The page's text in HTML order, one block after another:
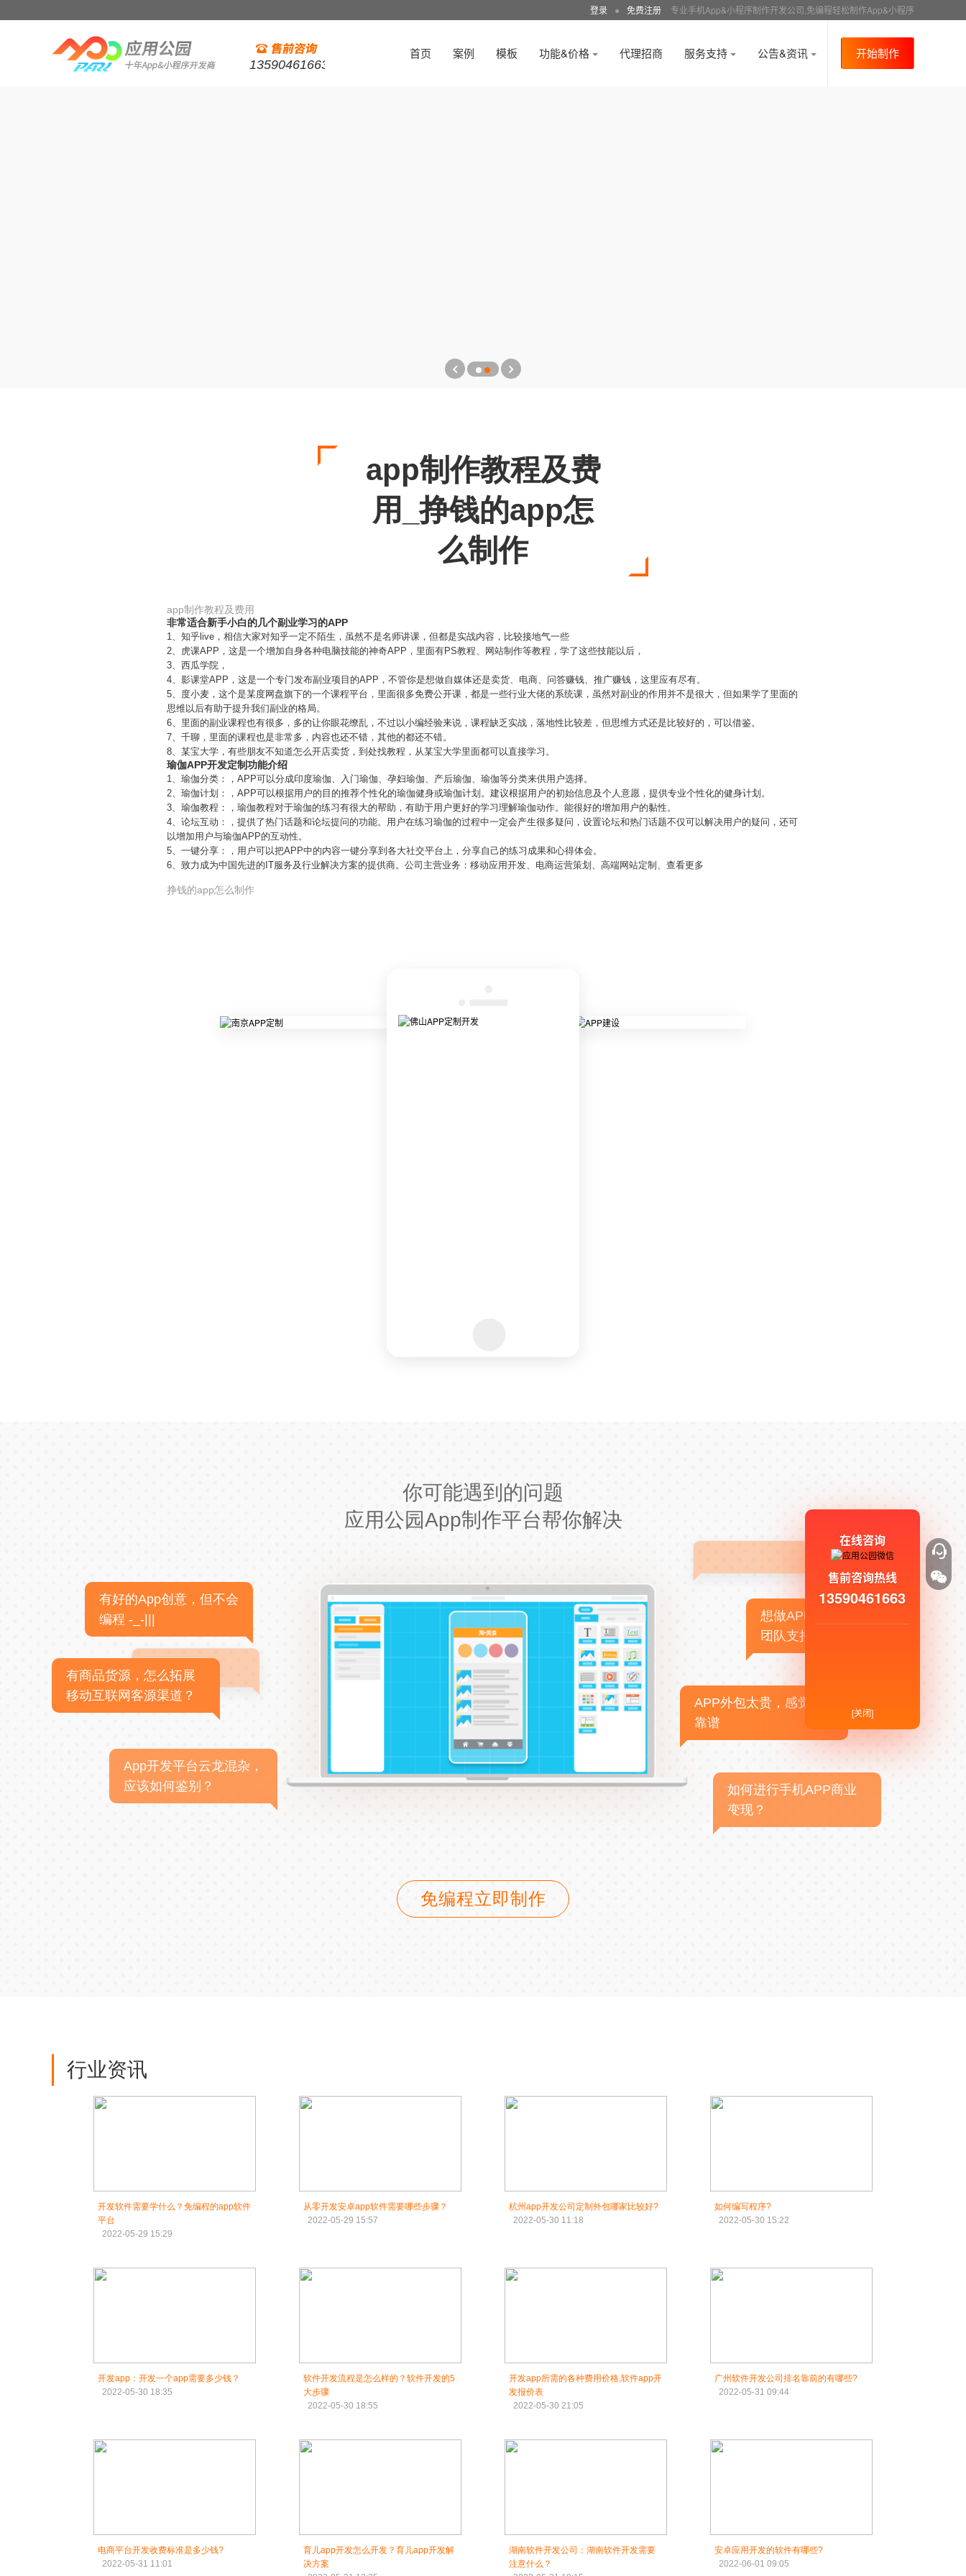
登录 ● 免费注册 专业手机App&小程序制作开发公司,免编程轻松制作App&小程序
13590461663
首页 案例 模板 功能&价格 代理招商 服务支持 公告&资讯 开始制作
app制作教程及费
用_挣钱的app怎
么制作
app制作教程及费用
非常适合新手小白的几个副业学习的APP
1、知乎live，相信大家对知乎一定不陌生，虽然不是名师讲课，但都是实战内容，比较接地气一些
2、虎课APP，这是一个增加自身各种电脑技能的神奇APP，里面有PS教程、网站制作等教程，学了这些技能以后，
3、西瓜学院，
4、影课堂APP，这是一个专门发布副业项目的APP，不管你是想做自媒体还是卖货、电商、问答赚钱、推广赚钱，这里应有尽有。
5、度小麦，这个是某度网盘旗下的一个课程平台，里面很多免费公开课，都是一些行业大佬的系统课，虽然对副业的作用并不是很大，但如果学了里面的
思维以后有助于提升我们副业的格局。
6、里面的副业课程也有很多，多的让你眼花缭乱，不过以小编经验来说，课程缺乏实战，落地性比较差，但思维方式还是比较好的，可以借鉴。
7、千聊，里面的课程也是非常多，内容也还不错，其他的都还不错。
8、某宝大学，有些朋友不知道怎么开店卖货，到处找教程，从某宝大学里面都可以直接学习。
瑜伽APP开发定制功能介绍
1、瑜伽分类：，APP可以分成印度瑜伽、入门瑜伽、孕妇瑜伽、产后瑜伽、瑜伽等分类来供用户选择。
2、瑜伽计划：，APP可以根据用户的目的推荐个性化的瑜伽健身或瑜伽计划。建议根据用户的初始信息及个人意愿，提供专业个性化的健身计划。
3、瑜伽教程：，瑜伽教程对于瑜伽的练习有很大的帮助，有助于用户更好的学习理解瑜伽动作。能很好的增加用户的黏性。
4、论坛互动：，提供了热门话题和论坛提问的功能。用户在练习瑜伽的过程中一定会产生很多疑问，设置论坛和热门话题不仅可以解决用户的疑问，还可
以增加用户与瑜伽APP的互动性。
5、一键分享：，用户可以把APP中的内容一键分享到各大社交平台上，分享自己的练习成果和心得体会。
6、致力成为中国先进的IT服务及行业解决方案的提供商。公司主营业务：移动应用开发、电商运营策划、高端网站定制、查看更多
挣钱的app怎么制作
你可能遇到的问题
应用公园App制作平台帮你解决
有好的App创意，但不会
编程 -_-|||
有商品货源，怎么拓展
移动互联网客源渠道？
App开发平台云龙混杂，
应该如何鉴别？
想做APP，但没有技术
团队支持
APP外包太贵，感觉不
靠谱
如何进行手机APP商业
变现？
免编程立即制作
行业资讯
开发软件需要学什么？免编程的app软件
平台
2022-05-29 15:29
从零开发安卓app软件需要哪些步骤？
2022-05-29 15:57
杭州app开发公司定制外包哪家比较好?
2022-05-30 11:18
如何编写程序?
2022-05-30 15:22
开发app：开发一个app需要多少钱？
2022-05-30 18:35
软件开发流程是怎么样的？软件开发的5
大步骤
2022-05-30 18:55
开发app所需的各种费用价格,软件app开
发报价表
2022-05-30 21:05
广州软件开发公司排名靠前的有哪些?
2022-05-31 09:44
电商平台开发收费标准是多少钱?
2022-05-31 11:01
育儿app开发怎么开发？育儿app开发解
决方案
湖南软件开发公司：湖南软件开发需要
注意什么？
安卓应用开发的软件有哪些?
2022-06-01 09:05
在线咨询
售前咨询热线
13590461663
[关闭]